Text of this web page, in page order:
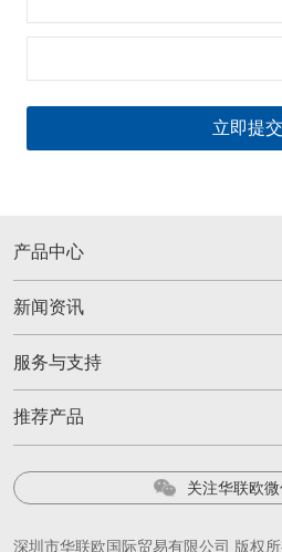
产品中心
新闻资讯
服务与支持
推荐产品
关注华联欧
深圳市华联欧国际贸易有限公司 版权